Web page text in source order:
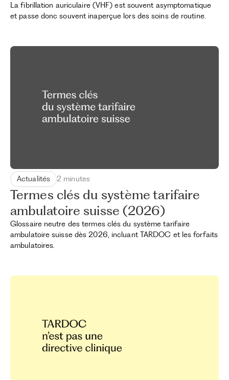
La fibrillation auriculaire (VHF) est souvent asymptomatique
et passe donc souvent inaperçue lors des soins de routine.
Actualités 2 minutes
Termes clés du système tarifaire
ambulatoire suisse (2026)
Glossaire neutre des termes clés du système tarifaire
ambulatoire suisse dès 2026, incluant TARDOC et les forfaits
ambulatoires.